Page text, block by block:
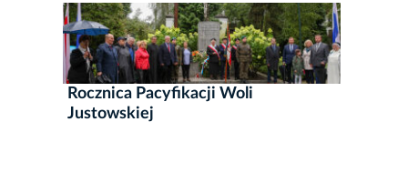
Rocznica Pacyfikacji Woli
Justowskiej